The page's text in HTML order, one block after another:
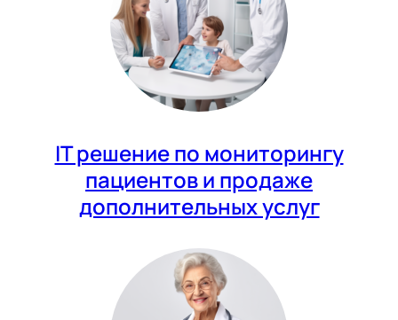
IT решение по мониторингу
пациентов и продаже
дополнительных услуг